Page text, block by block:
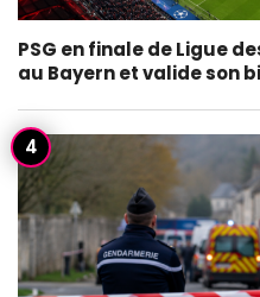
PSG en finale de Ligue
au Bayern et valide son